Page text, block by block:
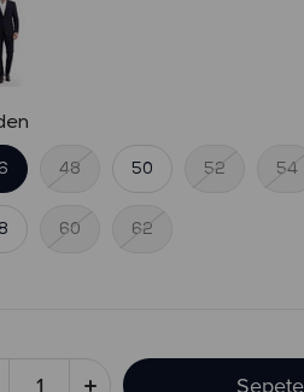
48 50 52 54
60 62